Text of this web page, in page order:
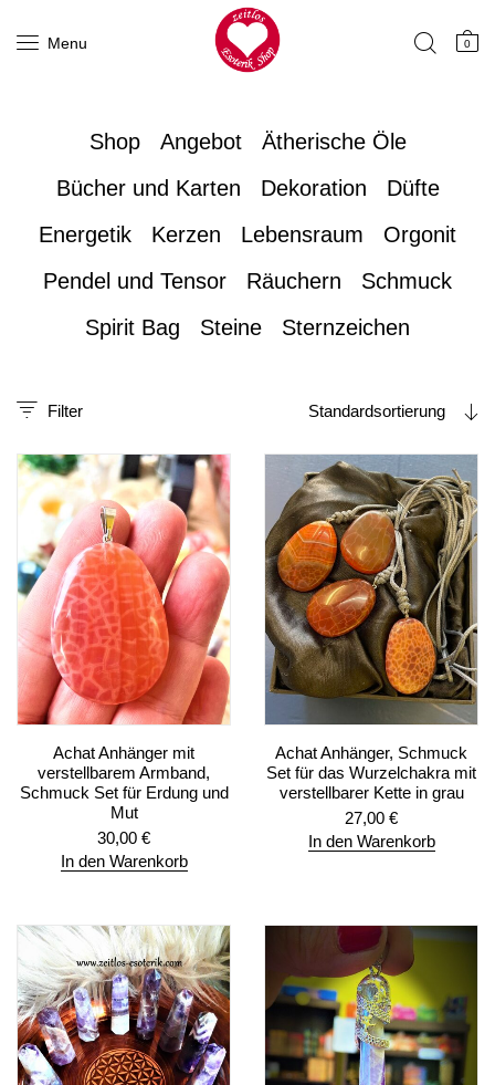
Menu 0
Filter
Shop Angebot
Ätherische Öle
Bücher und Karten
Dekoration
Düfte
Energetik
Kerzen Lebensraum
Orgonit
Pendel und Tensor
Räuchern
Schmuck
Spirit Bag
Steine Sternzeichen
Standardsortierung
Achat Anhänger mit
verstellbarem Armband,
Schmuck Set für Erdung und
Mut
30,00 €
In den Warenkorb
Achat Anhänger, Schmuck
Set für das Wurzelchakra mit
verstellbarer Kette in grau
27,00 €
In den Warenkorb